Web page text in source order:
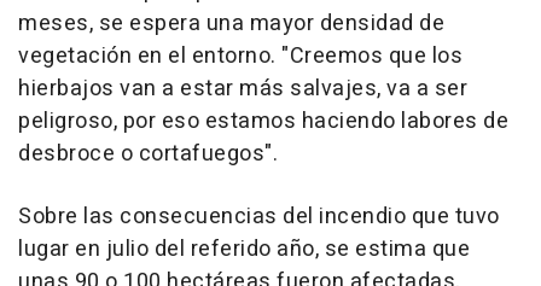
meses, se espera una mayor densidad de
vegetación en el entorno. "Creemos que los
hierbajos van a estar más salvajes, va a ser
peligroso, por eso estamos haciendo labores de
desbroce o cortafuegos".
Sobre las consecuencias del incendio que tuvo
lugar en julio del referido año, se estima que